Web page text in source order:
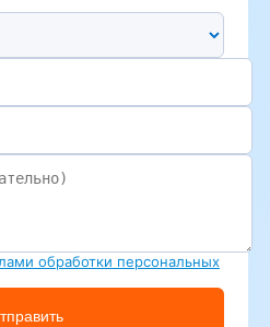
связи
обработки персональных